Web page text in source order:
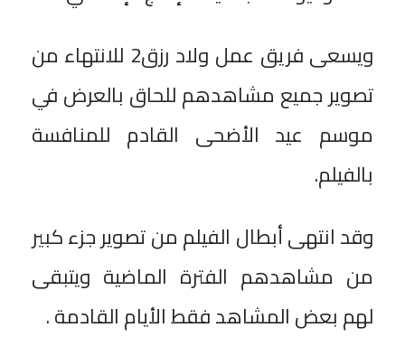
ويسعى فريق عمل ولاد رزق2 للانتهاء من
تصوير جميع مشاهدهم للحاق بالعرض في
موسم عيد الأضحى القادم للمنافسة
بالفيلم.
وقد انتهى أبطال الفيلم من تصوير جزء كبير
من مشاهدهم الفترة الماضية ويتبقى
لهم بعض المشاهد فقط الأيام القادمة .